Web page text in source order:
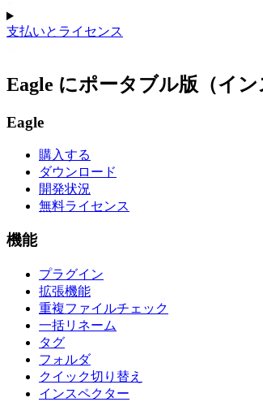
支払いとライセンス
Eagle にポータブル版（イ
Eagle
購入する
ダウンロード
開発状況
無料ライセンス
機能
プラグイン
拡張機能
重複ファイルチェック
一括リネーム
タグ
フォルダ
クイック切り替え
インスペクター